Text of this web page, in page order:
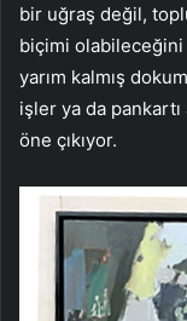
bir uğraş değil,
biçimi
yarım kalmış
işler ya da
öne çıkıyor.